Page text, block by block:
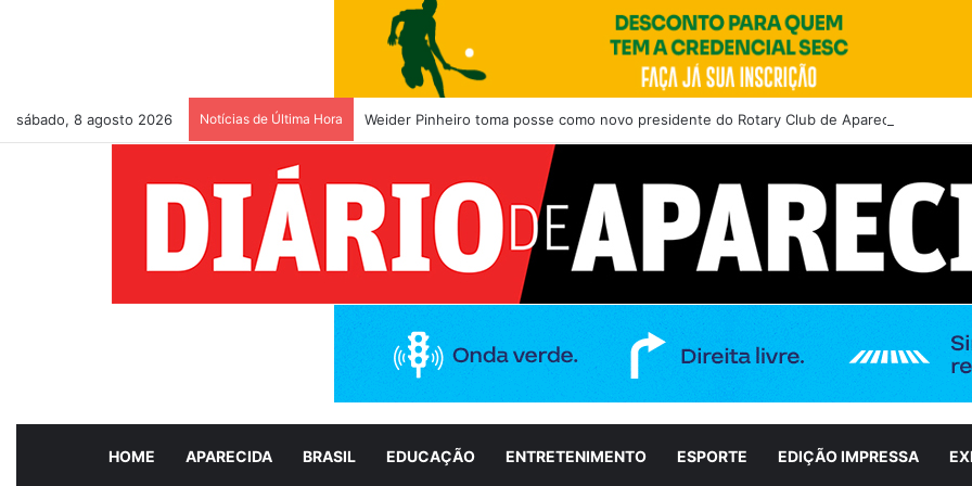
sábado, 8 agosto 2026 Notícias de Última Hora Weider Pinheiro toma posse como novo presidente do Rotary Club de Aparecida de
HOME APARECIDA BRASIL EDUCAÇÃO ENTRETENIMENTO ESPORTE EDIÇÃO IMPRESSA